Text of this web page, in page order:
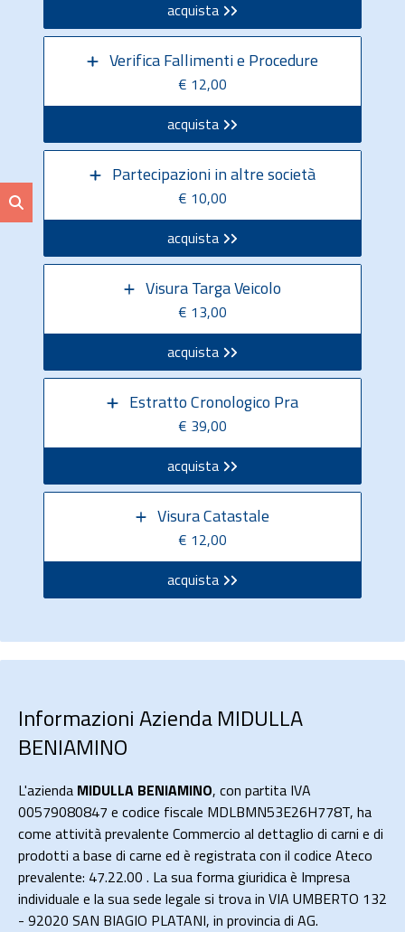
acquista
Verifica Fallimenti e Procedure
€ 12,00
acquista
Partecipazioni in altre società
€ 10,00
acquista
Visura Targa Veicolo
€ 13,00
acquista
Estratto Cronologico Pra
€ 39,00
acquista
Visura Catastale
€ 12,00
acquista
Informazioni Azienda MIDULLA
BENIAMINO
L'azienda MIDULLA BENIAMINO, con partita IVA
00579080847 e codice fiscale MDLBMN53E26H778T, ha
come attività prevalente Commercio al dettaglio di carni e di
prodotti a base di carne ed è registrata con il codice Ateco
prevalente: 47.22.00 . La sua forma giuridica è Impresa
individuale e la sua sede legale si trova in VIA UMBERTO 132
- 92020 SAN BIAGIO PLATANI, in provincia di AG.